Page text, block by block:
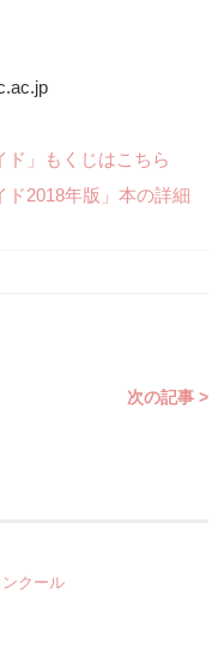
ド」もくじはこちら
ド2018年版」本の詳細
次の記事 >
クール